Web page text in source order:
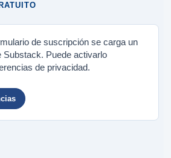
de suscripción se carga un
Substack. Puede activarlo
de privacidad.